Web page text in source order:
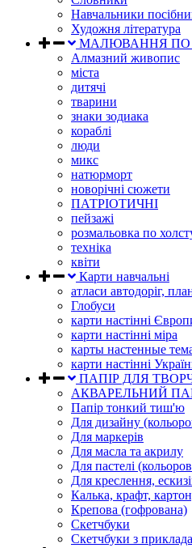
Навчальники
Художня література
МАЛЮВАННЯ ПО
Алмазний живопис
міста
дитячі
тварини
знаки зодиака
кораблі
люди
микс
натюрморт
новорічні сюжети
ПАТРІОТИЧНІ
пейзажі
розмальовка по
техніка
квіти
Карти навчальні
атласи автодоріг,
Глобуси
карти настінні
карти настінні міра
карты настенные
карти настінні
ПАПІР ДЛЯ
АКВАРЕЛЬНИЙ
Папір тонкий тиш'ю
Для дизайну
Для маркерів
Для масла та акрилу
Для пастелі
Для креслення,
Калька, крафт,
Крепова (гофрована)
Скетчбуки
Скетчбуки з